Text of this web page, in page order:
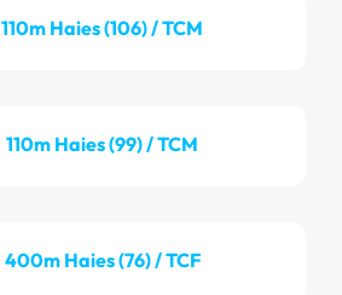
110m Haies (106) / TCM
110m Haies (99) / TCM
400m Haies (76) / TCF